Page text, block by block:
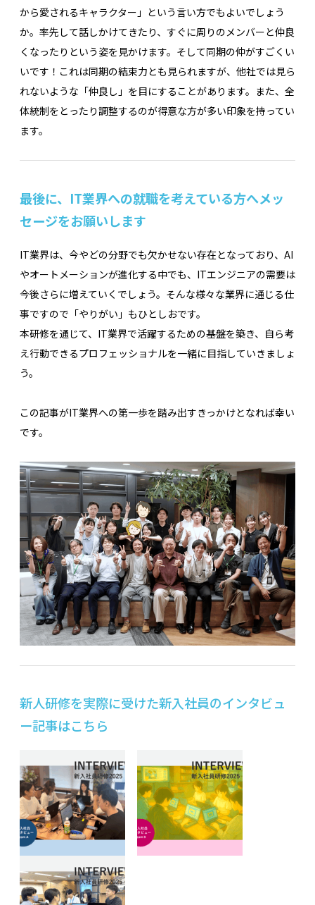
から愛されるキャラクター」という言い方でもよいでしょう
か。率先して話しかけてきたり、すぐに周りのメンバーと仲良
くなったりという姿を見かけます。そして同期の仲がすごくい
いです！これは同期の結束力とも見られますが、他社では見ら
れないような「仲良し」を目にすることがあります。また、全
体統制をとったり調整するのが得意な方が多い印象を持ってい
ます。
最後に、IT業界への就職を考えている方へメッ
セージをお願いします
IT業界は、今やどの分野でも欠かせない存在となっており、AI
やオートメーションが進化する中でも、ITエンジニアの需要は
今後さらに増えていくでしょう。そんな様々な業界に通じる仕
事ですので「やりがい」もひとしおです。
本研修を通じて、IT業界で活躍するための基盤を築き、自ら考
え行動できるプロフェッショナルを一緒に目指していきましょ
う。
この記事がIT業界への第一歩を踏み出すきっかけとなれば幸い
です。
新人研修を実際に受けた新入社員のインタビュ
ー記事はこちら